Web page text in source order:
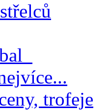
trofeje